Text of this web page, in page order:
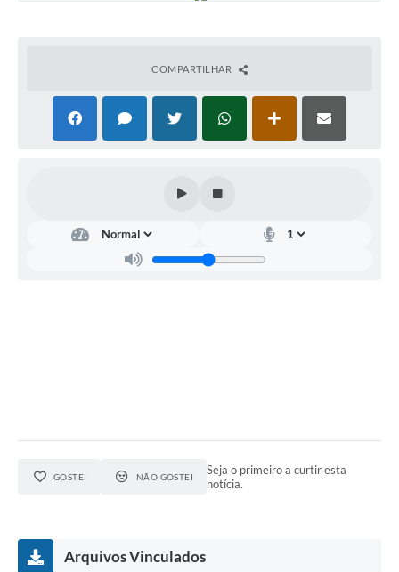
COMPARTILHAR
GOSTEI NÃO GOSTEI
Seja o primeiro a curtir esta
notícia.
Arquivos Vinculados